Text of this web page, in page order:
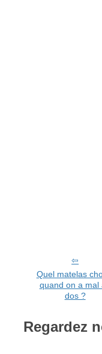
Quel matelas
quand on a mal
dos ?
Regardez